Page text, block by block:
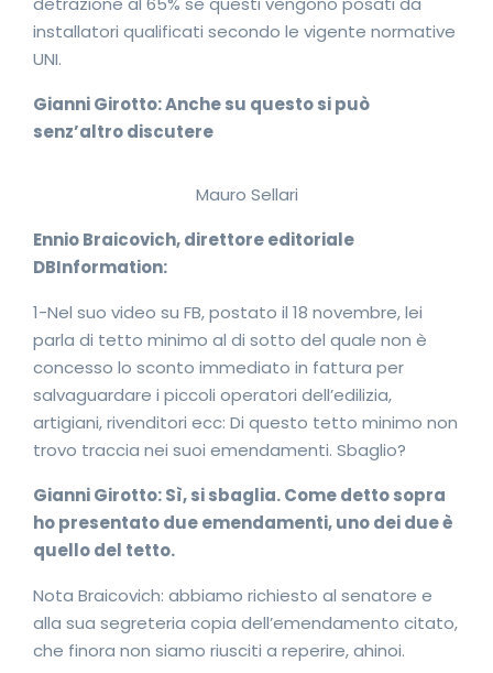
installatori qualificati secondo le vigente normative
UNI.
Gianni Girotto: Anche su questo si può
senz’altro discutere
Mauro Sellari
Ennio Braicovich, direttore editoriale
DBInformation:
1-Nel suo video su FB, postato il 18 novembre, lei
parla di tetto minimo al di sotto del quale non è
concesso lo sconto immediato in fattura per
salvaguardare i piccoli operatori dell’edilizia,
artigiani, rivenditori ecc: Di questo tetto minimo non
trovo traccia nei suoi emendamenti. Sbaglio?
Gianni Girotto: Sì, si sbaglia. Come detto sopra
ho presentato due emendamenti, uno dei due è
quello del tetto.
Nota Braicovich: abbiamo richiesto al senatore e
alla sua segreteria copia dell’emendamento citato,
che finora non siamo riusciti a reperire, ahinoi.